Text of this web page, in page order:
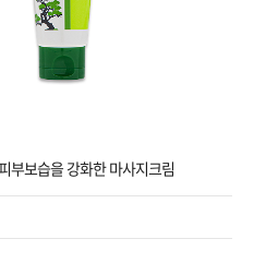
부보습을 강화한 마사지크림